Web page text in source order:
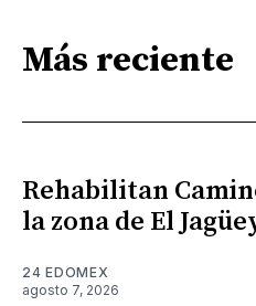
Más reciente
Rehabilitan
la zona de El
24 EDOMEX
agosto 7, 2026